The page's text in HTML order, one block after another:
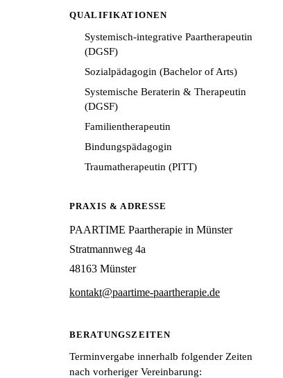
QUALIFIKATIONEN
Systemisch-integrative Paartherapeutin
(DGSF)
Sozialpädagogin (Bachelor of Arts)
Systemische Beraterin & Therapeutin
(DGSF)
Familientherapeutin
Bindungspädagogin
Traumatherapeutin (PITT)
PRAXIS & ADRESSE
PAARTIME Paartherapie in Münster
Stratmannweg 4a
48163 Münster
kontakt@paartime-paartherapie.de
BERATUNGSZEITEN
Terminvergabe innerhalb folgender Zeiten
nach vorheriger Vereinbarung: